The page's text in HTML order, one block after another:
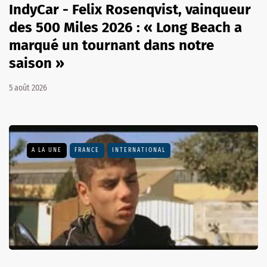
IndyCar - Felix Rosenqvist, vainqueur
des 500 Miles 2026 : « Long Beach a
marqué un tournant dans notre
saison »
5 août 2026
A LA UNE FRANCE INTERNATIONAL